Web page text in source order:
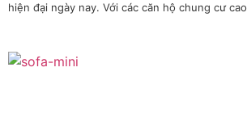
hiện đại ngày nay. Với các căn hộ chung cư cao